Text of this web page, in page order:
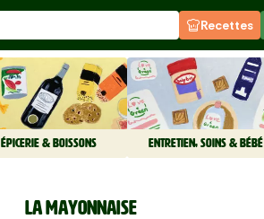
Recettes
ÉPICERIE & BOISSONS ENTRETIEN, SOINS & BÉBÉ
La Mayonnaise